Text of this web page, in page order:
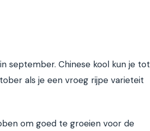
september. Chinese kool kun je tot
als je een vroeg rijpe varieteit
om goed te groeien voor de